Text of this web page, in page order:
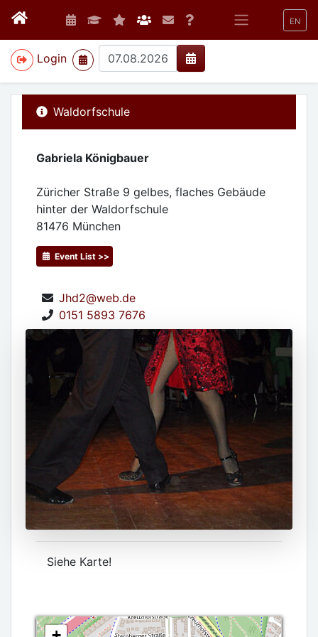
EN
Login
>
Waldorfschule
Gabriela Königbauer
Züricher Straße 9 gelbes, flaches Gebäude
hinter der Waldorfschule
81476 München
Event List >>
Jhd2@web.de
0151 5893 7676
Siehe Karte!